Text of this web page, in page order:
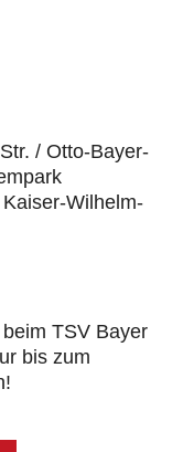
/ Otto-Bayer-
Wilhelm-
TSV Bayer
bis zum